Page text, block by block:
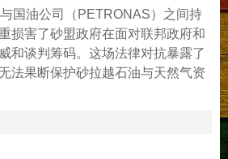
国油公司（PETRONAS）之间持
损害了砂盟政府在面对联邦政府和
和谈判筹码。这场法律对抗暴露了
法果断保护砂拉越石油与天然气资